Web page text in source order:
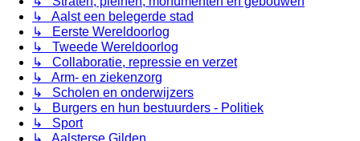
↳ Aalst een belegerde stad
↳ Eerste Wereldoorlog
↳ Tweede Wereldoorlog
↳ Collaboratie, repressie en verzet
↳ Arm- en ziekenzorg
↳ Scholen en onderwijzers
↳ Burgers en hun bestuurders - Politiek
↳ Sport